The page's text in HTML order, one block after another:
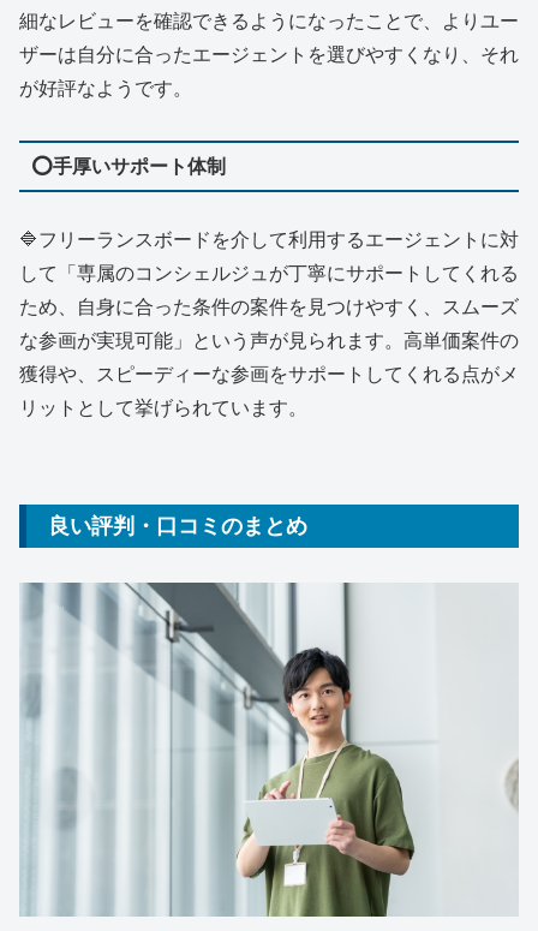
細なレビューを確認できるようになったことで、よりユー
ザーは自分に合ったエージェントを選びやすくなり、それ
が好評なようです。
⭕手厚いサポート体制
🔷フリーランスボードを介して利用するエージェントに対
して「専属のコンシェルジュが丁寧にサポートしてくれる
ため、自身に合った条件の案件を見つけやすく、スムーズ
な参画が実現可能」という声が見られます。高単価案件の
獲得や、スピーディーな参画をサポートしてくれる点がメ
リットとして挙げられています。
良い評判・口コミのまとめ